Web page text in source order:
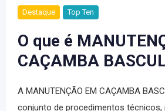
Destaque Top Ten
O que é
CAÇAMBA
A MANUTENÇÃO EM CAÇAMBA
conjunto de procedimentos técnicos,